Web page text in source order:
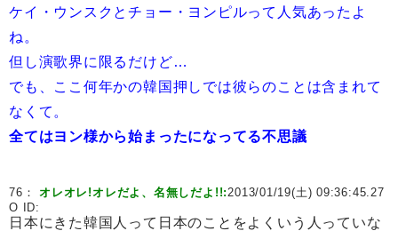
ケイ・ウンスクとチョー・ヨンピルって人気あったよ
ね。
但し演歌界に限るだけど…
でも、ここ何年かの韓国押しでは彼らのことは含まれて
なくて。
全てはヨン様から始まったになってる不思議
76：オレオレ!オレだよ、名無しだよ!!:2013/01/19(土) 09:36:45.27
O ID:
日本にきた韓国人って日本のことをよくいう人っていな